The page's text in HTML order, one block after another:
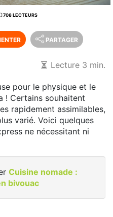
708 LECTEURS
PARTAGER
Lecture 3 min.
pour le physique et le
! Certains souhaitent
rapidement assimilables,
varié. Voici quelques
ne nécessitant ni
Cuisine nomade :
bivouac